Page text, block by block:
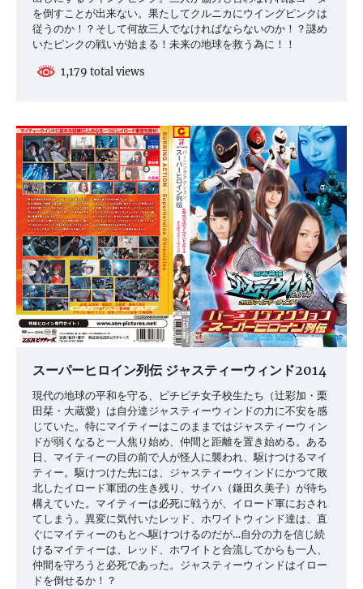
を倒すことが出来ない。果たしてクルニカにウイングピンクは
従うのか！？そして何故三人でなければならないのか！？謎め
いたピンクの戦いが始まる！未来の地球を救う為に！！
1,179 total views
スーパーヒロイン列伝 ジャスティーウィンド2014
現代の地球の平和を守る、ピチピチ女子校生たち（辻彩加・栗
田栞・大蔵愛）は自分達ジャスティーウィンドの力に不安を感
じていた。特にマイティーはこのままではジャスティーウィン
ドが弱くなると一人焦り始め、仲間と距離を置き始める。ある
日、マイティーの目の前で人が怪人に襲われ、駆けつけるマイ
ティー。駆けつけた先には、ジャスティーウィンドにかつて敗
北したイロード軍団の生き残り、サイハ（鎌田久美子）が待ち
構えていた。マイティーは必死に戦うが、イロード軍におされ
てしまう。異変に気付いたレッド、ホワイトウィンド達は、直
ぐにマイティーのもとへ駆けつけるのだが…自分の力を信じ続
けるマイティーは、レッド、ホワイトと合流してからも一人、
仲間を守ろうと必死であった。ジャスティーウィンドはイロー
ドを倒せるか！？